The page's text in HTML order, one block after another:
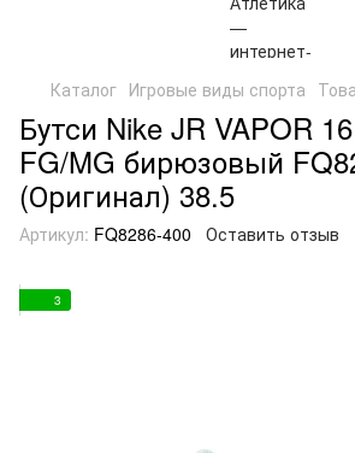
Каталог Игровые виды спорта
Бутси Nike JR VAPOR
FG/MG бирюзовый
(Оригинал) 38.5
Артикул: FQ8286-400 Оставить отзыв
3